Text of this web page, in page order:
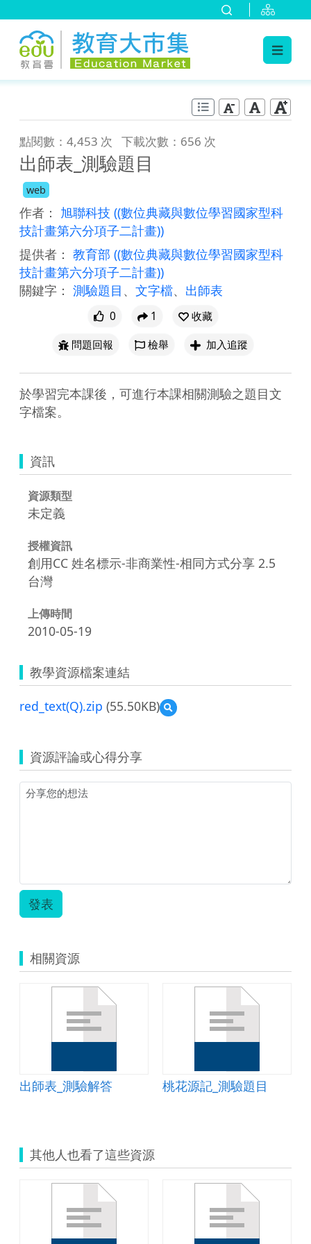
點閱數：4,453 次 下載次數：656 次
出師表_測驗題目
web
作者： 旭聯科技 ((數位典藏與數位學習國家型科
技計畫第六分項子二計畫))
提供者： 教育部 ((數位典藏與數位學習國家型科
技計畫第六分項子二計畫))
關鍵字： 測驗題目 、 文字檔、 出師表
0 1
收藏
問題回報
檢舉 加入追蹤
於學習完本課後，可進行本課相關測驗之題目文
字檔案。
資訊
資源類型
未定義
授權資訊
創用CC 姓名標示-非商業性-相同方式分享 2.5
台灣
上傳時間
2010-05-19
教學資源檔案連結
red_text(Q).zip (55.50KB)
預
覽
資源評論或心得分享
發表
相關資源
出師表_測驗解答 桃花源記_測驗題目
其他人也看了這些資源